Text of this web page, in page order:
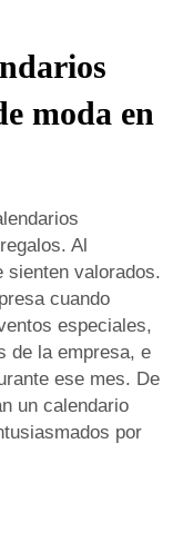
moda en
Al
valorados.
cuando
especiales,
de la empresa, e
ese mes. De
un calendario
por